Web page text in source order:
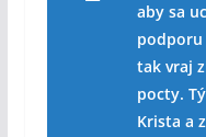
aby sa
podporu
tak vraj
pocty.
Krista a